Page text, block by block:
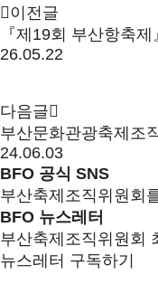
이전글
『제19회 부산항축
26.05.22
다음글
부산문화관광축제조
24.06.03
BFO 공식 SNS
부산축제조직위원회
BFO 뉴스레터
부산축제조직위원회
뉴스레터 구독하기